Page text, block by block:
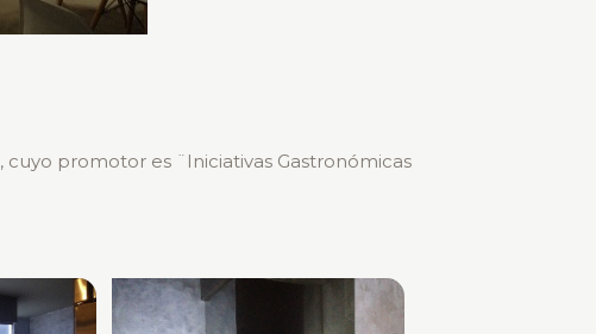
promotor es ¨Iniciativas Gastronómicas